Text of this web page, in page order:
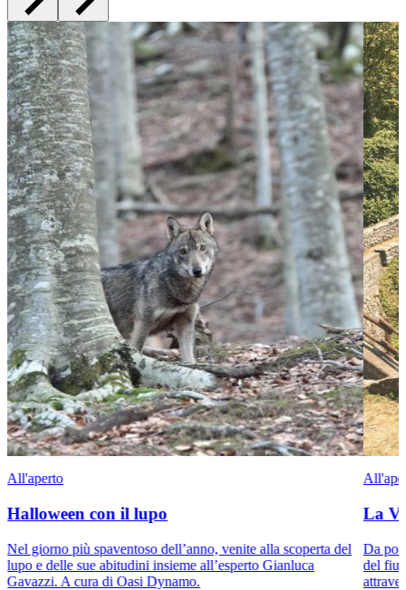
All'aperto
Halloween con il lupo
Nel giorno più spaventoso dell’anno, venite alla scoperta del
lupo e delle sue abitudini insieme all’esperto Gianluca
Gavazzi. A cura di Oasi Dynamo.
La
Da
del